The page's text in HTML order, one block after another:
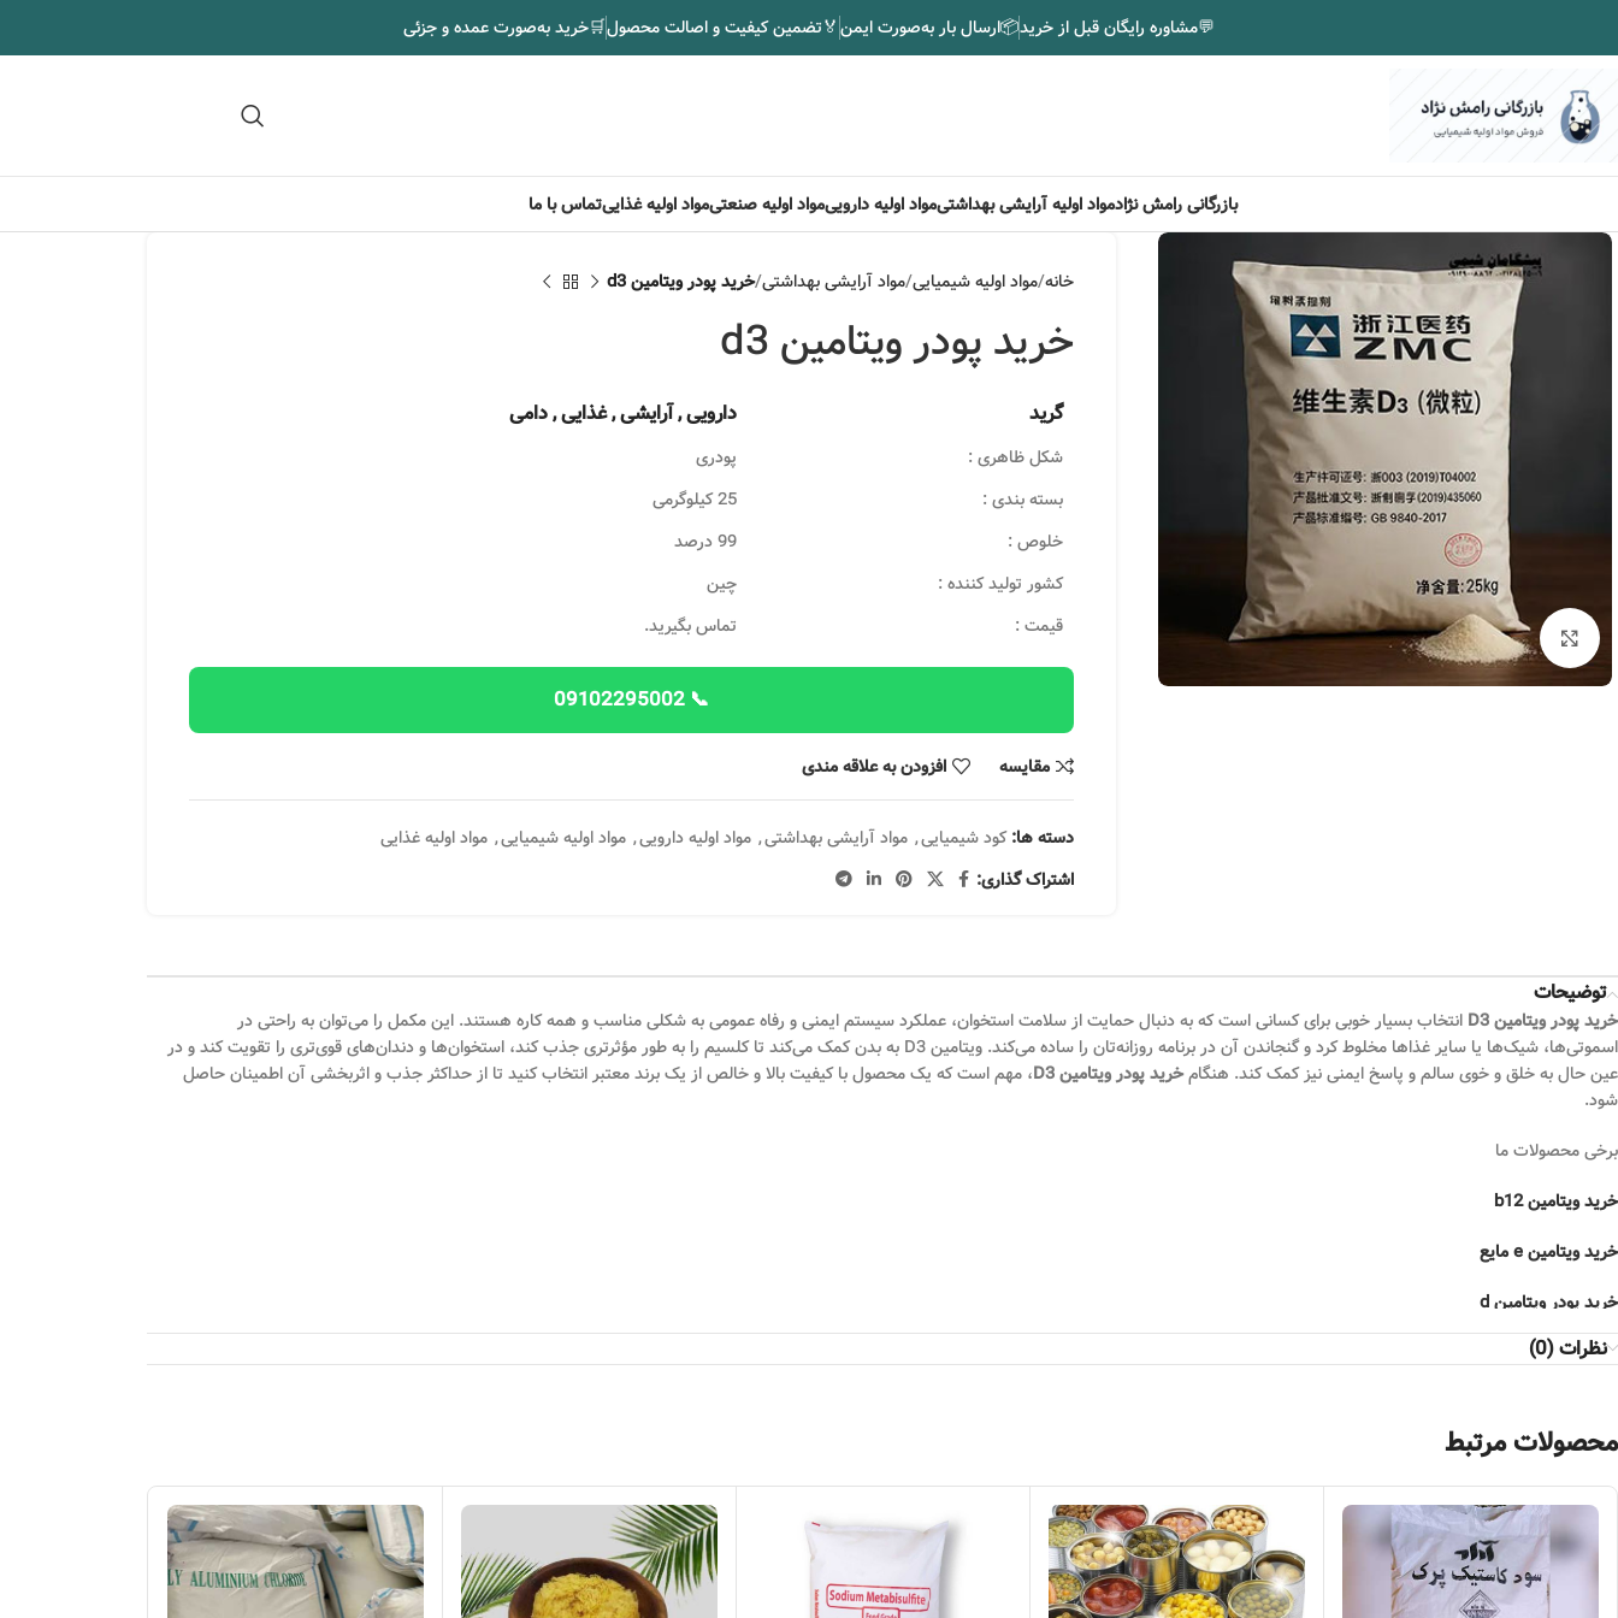
💬مشاوره رایگان قبل از خرید📦ارسال بار به‌صورت ایمن🏅تضمین کیفیت و اصالت محصول🛒خرید به‌صورت عمده و جزئی
بازرگانی رامش نژادمواد اولیه آرایشی بهداشتیمواد اولیه داروییمواد اولیه صنعتیمواد اولیه غذاییتماس با ما
بزرگنمایی تصویر
خانه مواد اولیه شیمیایی مواد آرایشی بهداشتی خرید پودر ویتامین d3
خرید پودر ویتامین d3
گرید دارویی , آرایشی , غذایی , دامی
شکل ظاهری :
پودری
بسته بندی :
25 کیلوگرمی
خلوص :
99 درصد
کشور تولید کننده :
چین
قیمت :
تماس بگیرید.
📞 09102295002
مقایسه افزودن به علاقه مندی
دسته ها: کود شیمیایی, مواد آرایشی بهداشتی, مواد اولیه دارویی, مواد اولیه شیمیایی, مواد اولیه غذایی
اشتراک گذاری:
توضیحات
خرید پودر ویتامین D3
انتخاب بسیار خوبی برای کسانی است که به دنبال حمایت از سلامت استخوان، عملکرد سیستم ایمنی و رفاه عمومی به شکلی مناسب و همه کاره هستند. این مکمل را می‌توان به راحتی در
اسموتی‌ها، شیک‌ها یا سایر غذاها مخلوط کرد و گنجاندن آن در برنامه روزانه‌تان را ساده می‌کند. ویتامین D3 به بدن کمک می‌کند تا کلسیم را به طور مؤثرتری جذب کند، استخوان‌ها و دندان‌های قوی‌تری را تقویت کند و در
عین حال به خلق و خوی سالم و پاسخ ایمنی نیز کمک کند. هنگامخرید پودر ویتامین D3
، مهم است که یک محصول با کیفیت بالا و خالص از یک برند معتبر انتخاب کنید تا از حداکثر جذب و اثربخشی آن اطمینان حاصل
شود.
برخی محصولات ما
خرید ویتامین b12
خرید ویتامین e مایع
خرید پودر ویتامین d
پودر ویتامین d3 چیست ؟
نظرات (0)
محصولات مرتبط